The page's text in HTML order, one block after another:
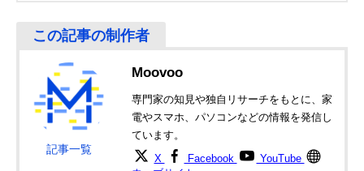
Amazonで見る
YAMAZEN(山善)
Qriom CDラジカ
記事一覧
Moovoo
専門家の知見や独自リサーチをもとに、家
電やスマホ、パソコンなどの情報を発信し
ています。
X Facebook
YouTube